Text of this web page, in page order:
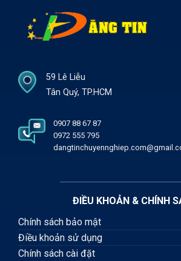
59 Lê Liễu
Tân Quý, TP.HCM
0907 88 67 87
0972 555 795
ĐIỀU KHOẢN & CHÍNH
Chính sách bảo mật
Điều khoản sử dụng
Chính sách cài đặt